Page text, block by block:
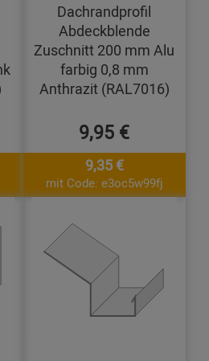
Dachrandprofil
Abdeckblende
Zuschnitt 200 mm Alu
farbig 0,8 mm
Anthrazit (RAL7016)
9,95 €
9,35 €
mit Code: e3oc5w99fj